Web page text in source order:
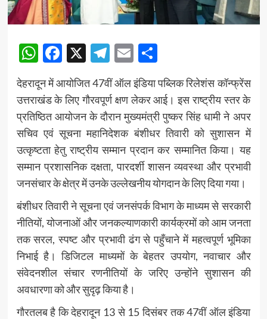
WhatsApp
Facebook
X Telegram
EmailShare
देहरादून में आयोजित 47वीं ऑल इंडिया पब्लिक रिलेशंस कॉन्फ्रेंस
उत्तराखंड के लिए गौरवपूर्ण क्षण लेकर आई। इस राष्ट्रीय स्तर के
प्रतिष्ठित आयोजन के दौरान मुख्यमंत्री पुष्कर सिंह धामी ने अपर
सचिव एवं सूचना महानिदेशक बंशीधर तिवारी को सुशासन में
उत्कृष्टता हेतु राष्ट्रीय सम्मान प्रदान कर सम्मानित किया। यह
सम्मान प्रशासनिक दक्षता, पारदर्शी शासन व्यवस्था और प्रभावी
जनसंचार के क्षेत्र में उनके उल्लेखनीय योगदान के लिए दिया गया।
बंशीधर तिवारी ने सूचना एवं जनसंपर्क विभाग के माध्यम से सरकारी
नीतियों, योजनाओं और जनकल्याणकारी कार्यक्रमों को आम जनता
तक सरल, स्पष्ट और प्रभावी ढंग से पहुँचाने में महत्वपूर्ण भूमिका
निभाई है। डिजिटल माध्यमों के बेहतर उपयोग, नवाचार और
संवेदनशील संचार रणनीतियों के जरिए उन्होंने सुशासन की
अवधारणा को और सुदृढ़ किया है।
गौरतलब है कि देहरादून 13 से 15 दिसंबर तक 47वीं ऑल इंडिया